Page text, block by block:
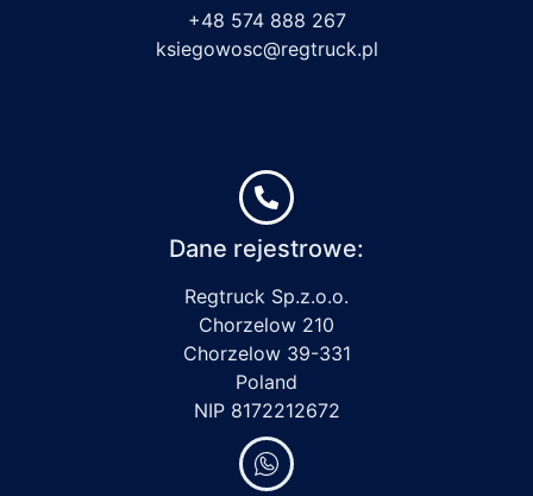
+48 574 888 267
ksiegowosc@regtruck.pl
Dane rejestrowe:
Regtruck Sp.z.o.o.
Chorzelow 210
Chorzelow 39-331
Poland
NIP 8172212672